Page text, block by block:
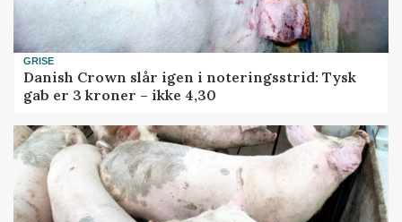
GRISE
Danish Crown slår igen i noteringsstrid: Tysk
gab er 3 kroner – ikke 4,30